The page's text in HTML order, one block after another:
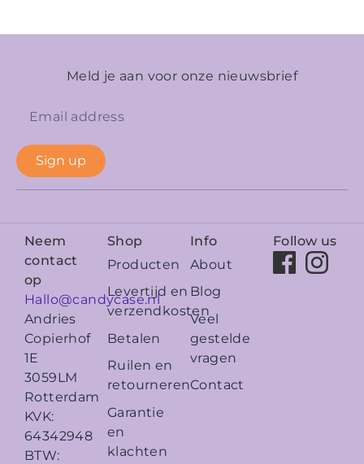
Meld je aan voor onze nieuwsbrief
Sign up
Neem
contact
op
Hallo@candycase.nl
Andries
Copierhof
1E
3059LM
Rotterdam
KVK:
64342948
BTW:
Shop
Producten
Levertijd en
verzendkosten
Betalen
Ruilen en
retourneren
Garantie
en
klachten
Info
About
Blog
Veel
gestelde
vragen
Contact
Follow us